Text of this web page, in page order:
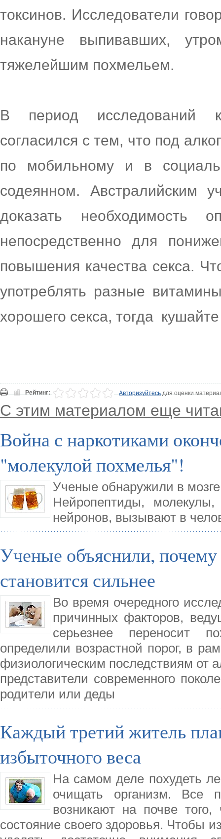
токсинов. Исследователи
накануне выпивавших,
тяжелейшим похмельем.
В период исследований
согласился с тем, что под
по мобильному и в
содеянном. Австралийским
доказать необходимость
непосредственно для
повышения качества секса.
употреблять разные
хорошего секса, тогда
Рейтинг: Авторизуйтесьдля оценки
С этим материалом еще
Война с наркотиками
"молекулой похмелья"!
Ученые обнаружили в
Нейропептиды,
нейронов, вызывают в
Ученые объяснили, почему
становится сильнее
Во время очередного
причинных факторов,
серьезнее переносит
определили возрастной порог, в
физиологическим последствиям от
представители современного
родители или деды
Каждый третий житель
избыточного веса
На самом деле похудеть
очищать организм. Все
возникают на почве
состояние своего здоровья. Чтобы